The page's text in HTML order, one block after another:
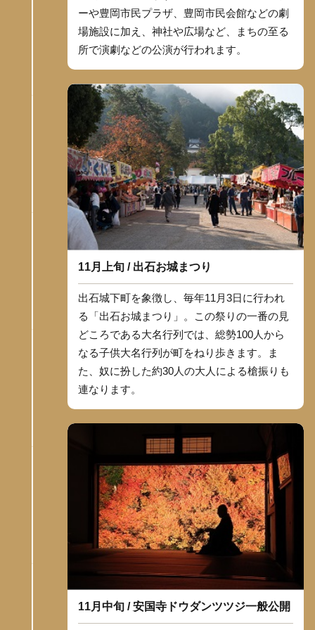
ーや豊岡市民プラザ、豊岡市民会館などの劇
場施設に加え、神社や広場など、まちの至る
所で演劇などの公演が行われます。
11月上旬 / 出石お城まつり
出石城下町を象徴し、毎年11月3日に行われ
る「出石お城まつり」。この祭りの一番の見
どころである大名行列では、総勢100人から
なる子供大名行列が町をねり歩きます。ま
た、奴に扮した約30人の大人による槍振りも
連なります。
11月中旬 / 安国寺ドウダンツツジ一般公開